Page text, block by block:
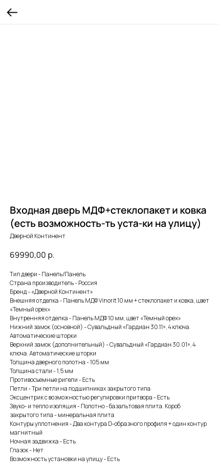
Входная дверь МДФ+стеклопакет и ковка
(есть возможность-ть уста-ки на улицу)
Дверной Континент
69990,00 р.
Тип двери - Панель/Панель
Страна производитель - Россия
Бренд - «Дверной Континент»
Внешняя отделка - Панель МДФ Vinorit 10 мм + стеклопакет и ковка, цвет
«Темный орех»
Внутренняя отделка - Панель МДФ 10 мм, цвет «Темный орех»
Нижний замок (основной) - Сувальдный «Гардиан 30.11», 4 ключа.
Автоматические шторки
Верхний замок (дополнительный) - Сувальдный «Гардиан 30.01», 4
ключа. Автоматические шторки
Толщина дверного полотна - 105 мм
Толщина стали - 1,5 мм
Противосъемные ригели - Есть
Петли - Три петли на подшипниках закрытого типа
Эксцентрик с возможностью регулировки притвора - Есть
Звуко- и тепло изоляция - Полотно - базальтовая плита. Короб
закрытого типа - минеральная плита
Контуры уплотнения - Два контура D-образного профиля + один контур
магнитный
Ночная задвижка - Есть
Глазок - Нет
Возможность установки на улицу - Есть